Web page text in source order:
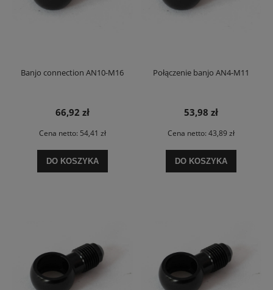
Banjo connection AN10-M16
66,92 zł
Cena netto: 54,41 zł
DO KOSZYKA
Połączenie banjo AN4-M11
53,98 zł
Cena netto: 43,89 zł
DO KOSZYKA